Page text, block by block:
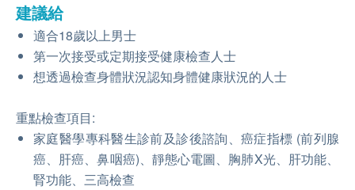
建議給
適合18歲以上男士
第一次接受或定期接受健康檢查人士
想透過檢查身體狀況認知身體健康狀況的人士
重點檢查項目:
家庭醫學專科醫生診前及診後諮詢、癌症指標 (前列腺
癌、肝癌、鼻咽癌)、靜態心電圖、胸肺X光、肝功能、
腎功能、三高檢查